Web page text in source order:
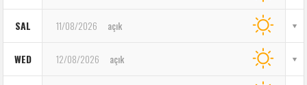
SAL 11/08/2026 açık
WED 12/08/2026 açık